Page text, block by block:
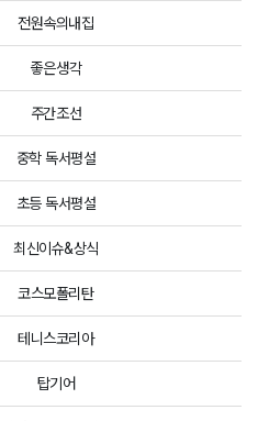
전원속의내집
좋은생각
주간조선
중학 독서평설
초등 독서평설
최신이슈&상식
코스모폴리탄
테니스코리아
탑기어